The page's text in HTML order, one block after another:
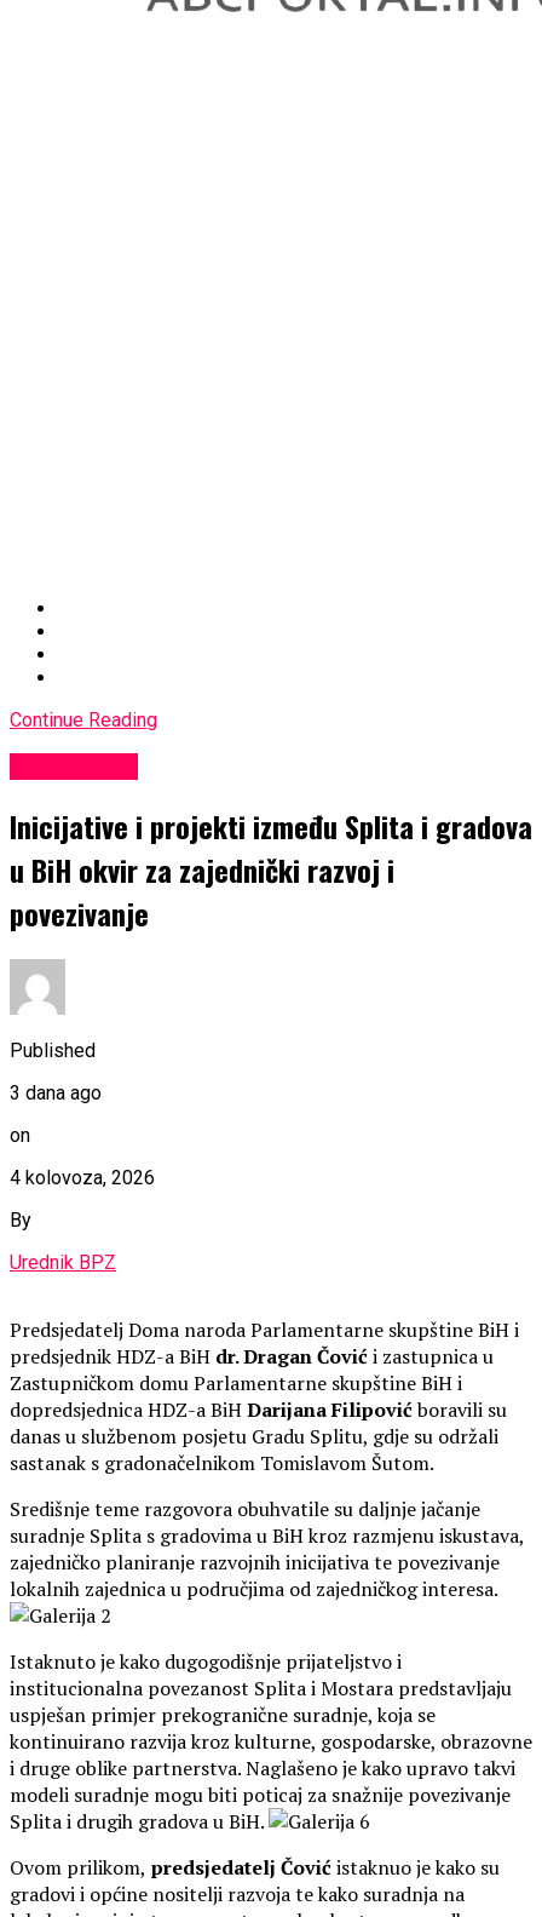
Continue Reading
Inicijative i projekti između Splita i gradova
u BiH okvir za zajednički razvoj i
povezivanje
Published
3 dana ago
on
4 kolovoza, 2026
By
Urednik BPZ
Predsjedatelj Doma naroda Parlamentarne skupštine BiH i
predsjednik HDZ-a BiH dr. Dragan Čovići zastupnica u
Zastupničkom domu Parlamentarne skupštine BiH i
dopredsjednica HDZ-a BiHDarijana Filipovićboravili su
danas u službenom posjetu Gradu Splitu, gdje su održali
sastanak s gradonačelnikom Tomislavom Šutom.
Središnje teme razgovora obuhvatile su daljnje jačanje
suradnje Splita s gradovima u BiH kroz razmjenu iskustava,
zajedničko planiranje razvojnih inicijativa te povezivanje
lokalnih zajednica u područjima od zajedničkog interesa.
Istaknuto je kako dugogodišnje prijateljstvo i
institucionalna povezanost Splita i Mostara predstavljaju
uspješan primjer prekogranične suradnje, koja se
kontinuirano razvija kroz kulturne, gospodarske, obrazovne
i druge oblike partnerstva. Naglašeno je kako upravo takvi
modeli suradnje mogu biti poticaj za snažnije povezivanje
Splita i drugih gradova u BiH.
Ovom prilikom, predsjedatelj Čovićistaknuo je kako su
gradovi i općine nositelji razvoja te kako suradnja na